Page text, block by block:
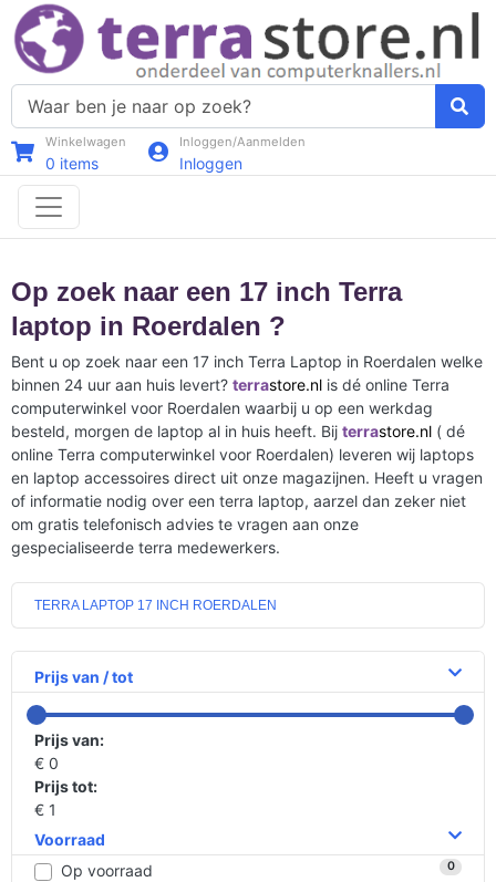
Winkelwagen
0 items
Inloggen/Aanmelden
Inloggen
Op zoek naar een 17 inch Terra
laptop in Roerdalen ?
Bent u op zoek naar een 17 inch Terra Laptop in Roerdalen welke
binnen 24 uur aan huis levert? terrastore.nl is dé online Terra
computerwinkel voor Roerdalen waarbij u op een werkdag
besteld, morgen de laptop al in huis heeft. Bij terrastore.nl ( dé
online Terra computerwinkel voor Roerdalen) leveren wij laptops
en laptop accessoires direct uit onze magazijnen. Heeft u vragen
of informatie nodig over een terra laptop, aarzel dan zeker niet
om gratis telefonisch advies te vragen aan onze
gespecialiseerde terra medewerkers.
TERRA LAPTOP 17 INCH ROERDALEN
Prijs van / tot
Prijs van:
€ 0
Prijs tot:
€ 1
Voorraad
Op voorraad
0